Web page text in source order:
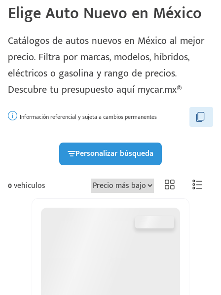
Escríbenos
Código
Ingresar
Elige Auto Nuevo en México
Catálogos de autos nuevos en México al mejor
precio. Filtra por marcas, modelos, híbridos,
eléctricos o gasolina y rango de precios.
Descubre tu presupuesto aquí mycar.mx®
Información referencial y sujeta a cambios permanentes
Personalizar búsqueda
0vehiculos